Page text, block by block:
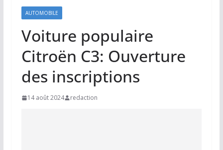
AUTOMOBILE
Voiture populaire
Citroën C3: Ouverture
des inscriptions
14 août 2024 redaction